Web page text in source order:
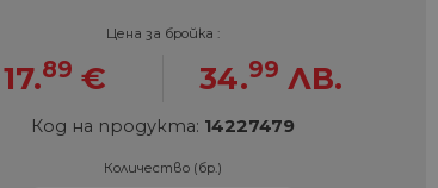
Цена за бройка :
17.89 € 34.99 ЛВ.
Код на продукта: 14227479
Количество (бр.)